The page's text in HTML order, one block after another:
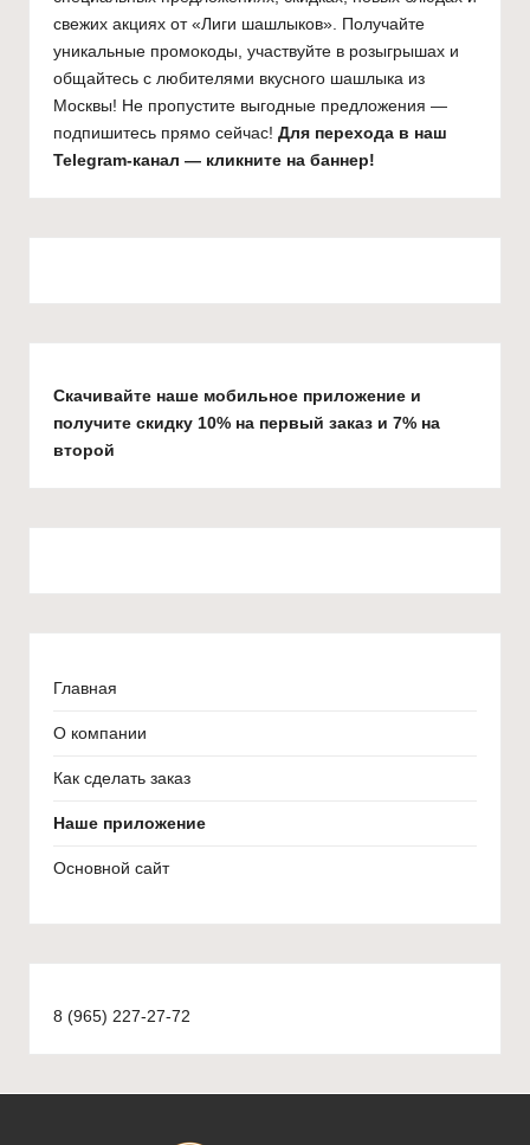
свежих акциях от «Лиги шашлыков». Получайте
уникальные промокоды, участвуйте в розыгрышах и
общайтесь с любителями вкусного шашлыка из
Москвы! Не пропустите выгодные предложения —
подпишитесь прямо сейчас! Для перехода в наш
Telegram-канал — кликните на баннер!
Скачивайте наше мобильное приложение и
получите скидку 10% на первый заказ и 7% на
второй
Главная
О компании
Как сделать заказ
Наше приложение
Основной сайт
8 (965) 227-27-72